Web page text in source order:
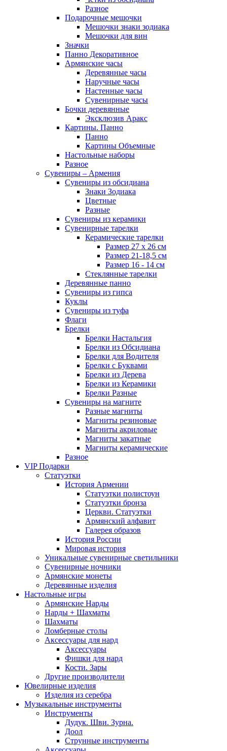
Разное
Подарочные мешочки
Мешочки знаки зодиака
Мешочки для вин
Значки
Панно Декоративное
Армянские часы
Деревянные часы
Наручные часы
Настенные часы
Сувенирные часы
Бочки деревянные
Эксклюзив Аракс
Картины. Панно
Панно
Картины Объемные
Настольные наборы
Разное
Сувениры – Армения
Сувениры из обсидиана
Знаки Зодиака
Цветные
Разные
Сувениры из керамики
Сувенирные тарелки
Керамические тарелки
Размер 27 х 26 см
Размер 21-18,5 см
Размер 16 - 14 см
Стеклянные тарелки
Деревянные панно
Сувениры из гипса
Куклы
Сувениры из туфа
Флаги
Брелки
Брелки Настальгия
Брелки из Обсидиана
Брелки для Водителя
Брелки с Буквами
Брелки из Дерева
Брелки из Керамики
Брелки Разные
Сувениры на магните
Разные магниты
Магниты резиновые
Магниты акриловые
Магниты закатные
Магниты керамические
Разное
VIP Подарки
Статуэтки
История Армении
Статуэтки полистоун
Статуэтки бронза
Церкви. Статуэтки
Армянский алфавит
Галерея образов
История России
Мировая история
Уникальные сувенирные светильники
Сувенирные ночники
Армянские монеты
Деревянные изделия
Настольные игры
Армянские Нарды
Нарды + Шахматы
Шахматы
Ломберные столы
Аксессуары для нард
Аксессуары
Фишки для нард
Кости. Зары
Другие производители
Ювелирные изделия
Изделия из серебра
Музыкальные инструменты
Инструменты
Дудук. Шви. Зурна.
Доол
Струнные инструменты